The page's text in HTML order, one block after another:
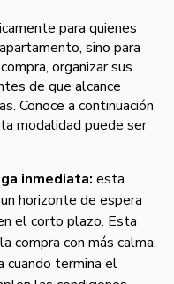
para quienes
sino para
organizar sus
de que alcance
Conoce a continuación
modalidad puede ser
inmediata: esta
horizonte de espera
el corto plazo. Esta
compra con más calma,
cuando termina el